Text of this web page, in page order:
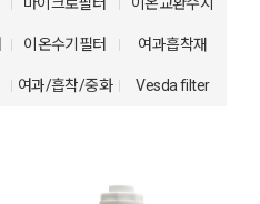
마이크로필터 이온교환수지
이온수기필터 여과흡착재
여과/흡착/중화 Vesda filter